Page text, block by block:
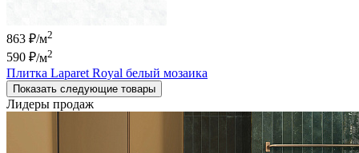
863 ₽/м2
590 ₽/м2
Плитка Laparet Royal белый мозаика
Показать следующие товары
Лидеры продаж